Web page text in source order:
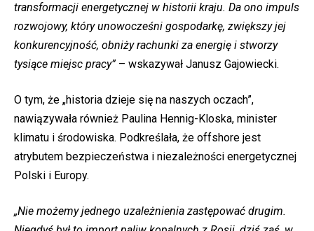
transformacji energetycznej w historii kraju. Da ono impuls
rozwojowy, który unowocześni gospodarkę, zwiększy jej
konkurencyjność, obniży rachunki za energię i stworzy
tysiące miejsc pracy”– wskazywał Janusz Gajowiecki.
O tym, że „historia dzieje się na naszych oczach”,
nawiązywała również Paulina Hennig-Kloska, minister
klimatu i środowiska. Podkreślała, że offshore jest
atrybutem bezpieczeństwa i niezależności energetycznej
Polski i Europy.
„Nie możemy jednego uzależnienia zastępować drugim.